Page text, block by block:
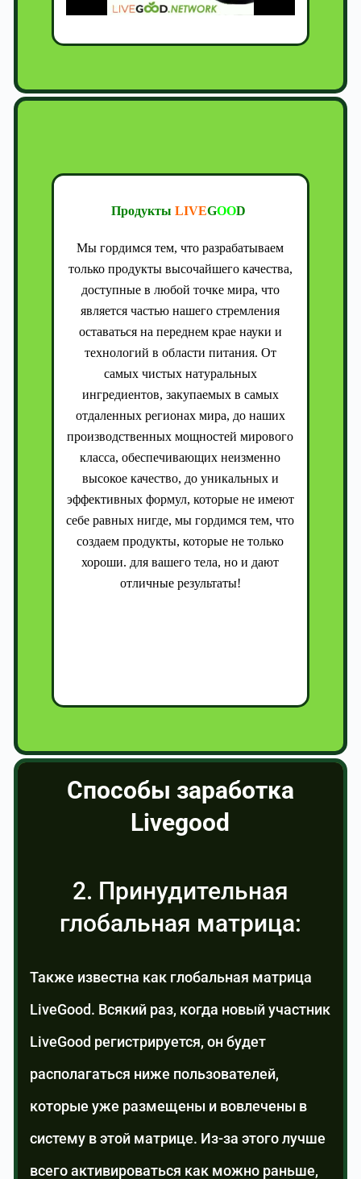
Продукты LIVEGOOD
Мы гордимся тем, что разрабатываем
только продукты высочайшего качества,
доступные в любой точке мира, что
является частью нашего стремления
оставаться на переднем крае науки и
технологий в области питания. От
самых чистых натуральных
ингредиентов, закупаемых в самых
отдаленных регионах мира, до наших
производственных мощностей мирового
класса, обеспечивающих неизменно
высокое качество, до уникальных и
эффективных формул, которые не имеют
себе равных нигде, мы гордимся тем, что
создаем продукты, которые не только
хороши. для вашего тела, но и дают
отличные результаты!
Способы заработка
Livegood
2. Принудительная
глобальная матрица:
Также известна как глобальная матрица
LiveGood. Всякий раз, когда новый участник
LiveGood регистрируется, он будет
располагаться ниже пользователей,
которые уже размещены и вовлечены в
систему в этой матрице. Из-за этого лучше
всего активироваться как можно раньше,